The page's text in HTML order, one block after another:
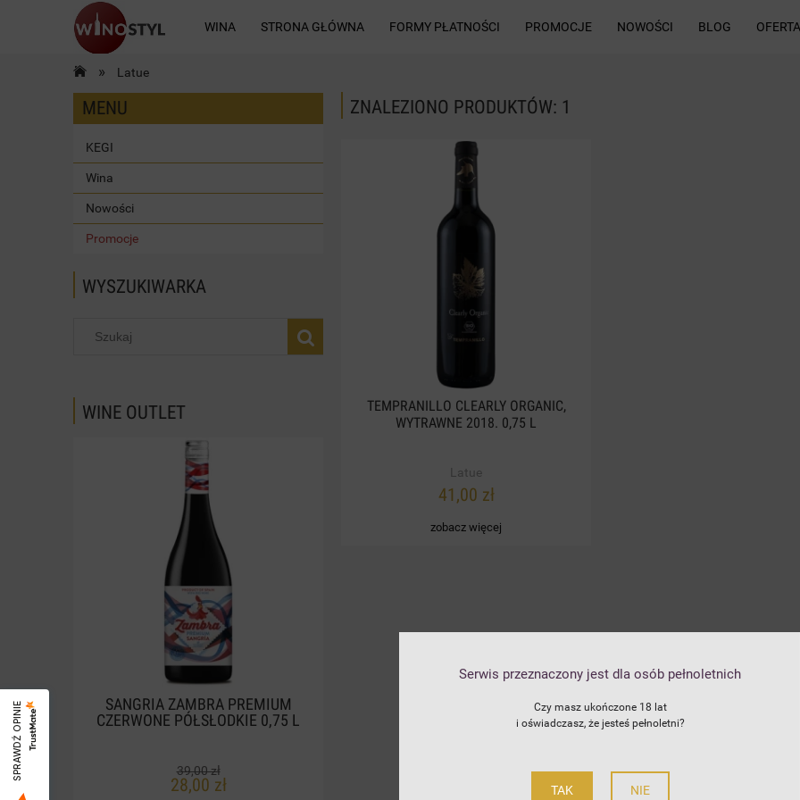
Serwis przeznaczony jest dla osób pełnoletnich
Czy masz ukończone 18 lat
i oświadczasz, że jesteś pełnoletni?
TAK NIE
WINA STRONA GŁÓWNA FORMY PŁATNOŚCI PROMOCJE NOWOŚCI BLOG
KONTAKT
» Latue
MENU
KEGI
Wina
Nowości
Promocje
WYSZUKIWARKA
WINE OUTLET
SANGRIA ZAMBRA PREMIUM
CZERWONE PÓŁSŁODKIE 0,75 L
39,00 zł
28,00 zł
CLASSIC BLANC IGP BIO BIAŁE
WYTRAWNE 2023. 0,75L
BLAUER ZWEIGELT
ZNALEZIONO PRODUKTÓW: 1
TEMPRANILLO CLEARLY ORGANIC,
WYTRAWNE 2018. 0,75 L
Latue
41,00 zł
zobacz więcej
SPRAWDŹ OPINIE